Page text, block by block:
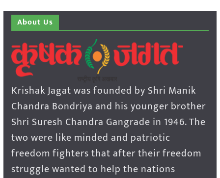
About Us
Krishak Jagat was founded by Shri Manik
Chandra Bondriya and his younger brother
Shri Suresh Chandra Gangrade in 1946. The
two were like minded and patriotic
freedom fighters that after their freedom
struggle wanted to help the nations